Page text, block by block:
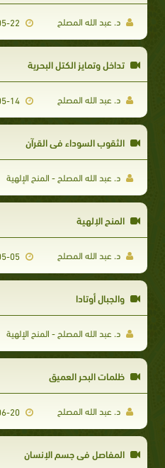
د. عبد الله المصلح
تداخل وتمايز الكتل البحرية
د. عبد الله المصلح
الثقوب السوداء في القرآن
د. عبد الله المصلح - المنح الإلهية
المنح الإلهية
د. عبد الله المصلح
والجبال أوتادا
د. عبد الله المصلح - المنح الإلهية
ظلمات البحر العميق
د. عبد الله المصلح
المفاصل في جسم الإنسان